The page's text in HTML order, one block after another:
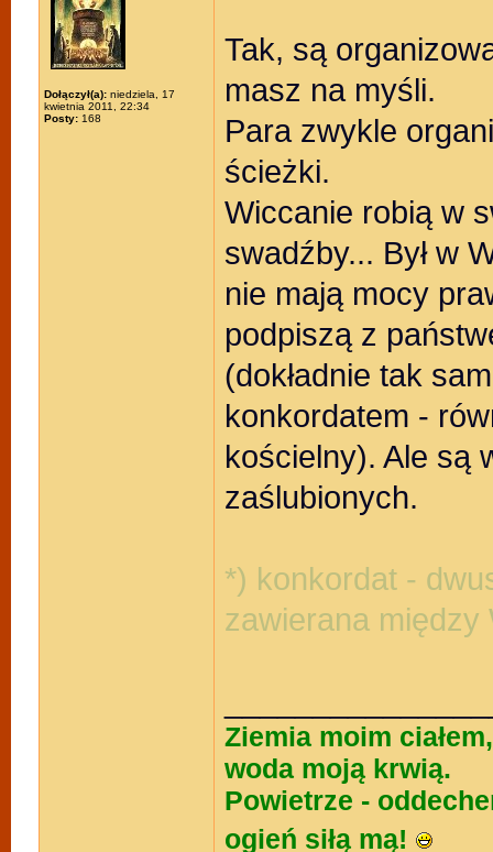
Dołączył(a): niedziela, 17
kwietnia 2011, 22:34
Posty: 168
Tak, są
masz na myśli.
Para zwykle
ścieżki.
Wiccanie robią w
swadźby... Był w
nie mają mocy
podpiszą z
(dokładnie tak
konkordatem -
kościelny). Ale są
zaślubionych.
*) konkordat -
zawierana między
Ziemia moim ciałem,
woda moją krwią.
Powietrze -
ogień siłą mą!